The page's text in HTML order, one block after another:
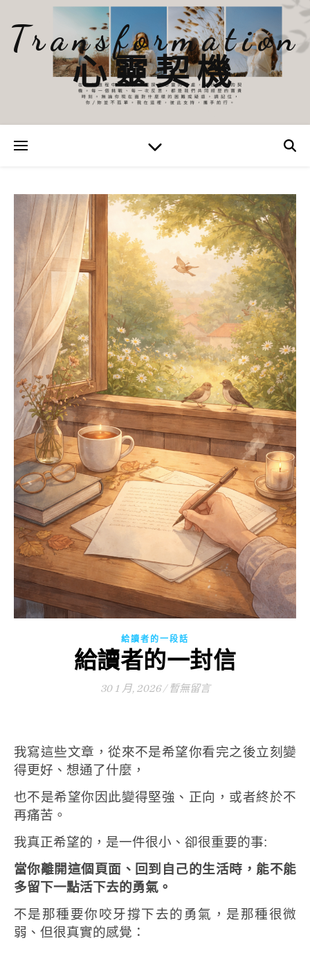
Transformation
心靈契機
給讀者的一段話
給讀者的一封信
30 1 月, 2026 / 暫無留言
我寫這些文章，從來不是希望你看完之後立刻變
得更好、想通了什麼，
也不是希望你因此變得堅強、正向，或者終於不
再痛苦。
我真正希望的，是一件很小、卻很重要的事:
當你離開這個頁面、回到自己的生活時，能不能
多留下一點活下去的勇氣。
不是那種要你咬牙撐下去的勇氣，是那種很微
弱、但很真實的感覺：